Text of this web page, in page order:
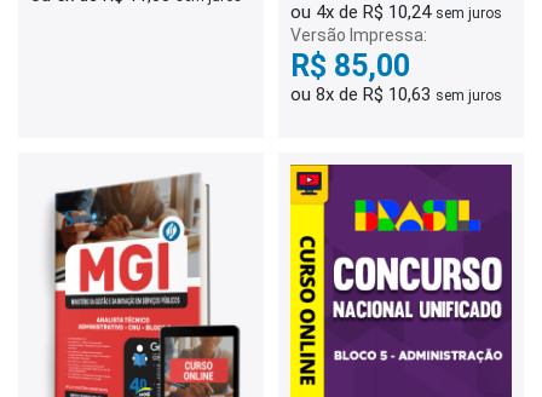
ou 4x de R$ 10,24 sem juros
Versão Impressa:
R$ 85,00
ou 8x de R$ 10,63 sem juros